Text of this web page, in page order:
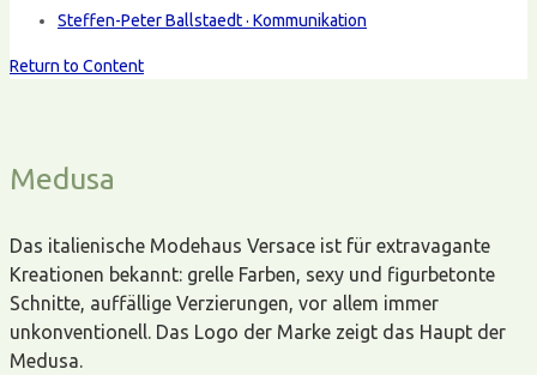
Steffen-Peter Ballstaedt · Kommunikation
Return to Content
Medusa
Das italienische Modehaus Versace ist für extravagante
Kreationen bekannt: grelle Farben, sexy und figurbetonte
Schnitte, auffällige Verzierungen, vor allem immer
unkonventionell. Das Logo der Marke zeigt das Haupt der
Medusa.